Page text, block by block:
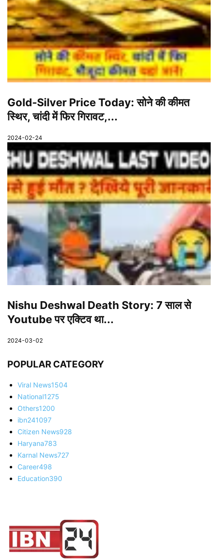
Gold-Silver Price Today: सोने की कीमत
स्थिर, चांदी में फिर गिरावट,...
2024-02-24
Nishu Deshwal Death Story: 7 साल से
Youtube पर एक्टिव था...
2024-03-02
POPULAR CATEGORY
Viral News1504
National1275
Others1200
ibn241097
Citizen News928
Haryana783
Karnal News727
Career498
Education390